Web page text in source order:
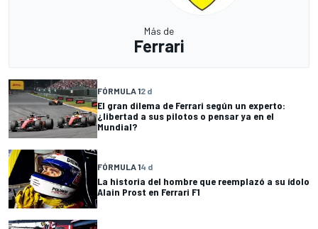
Más de
Ferrari
FÓRMULA 12 d
El gran dilema de Ferrari según un experto:
¿libertad a sus pilotos o pensar ya en el
Mundial?
FÓRMULA 14 d
La historia del hombre que reemplazó a su ídolo
Alain Prost en Ferrari F1